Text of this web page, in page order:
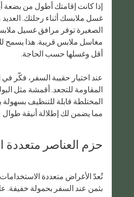
إذا كانت إقامتك أطول من بضعة
غسل ملابسك أثناء رحلتك. العديد
الصغيرة توفر مرافق غسيل
مغاسل ملابس قريبة. هذا يسمح
أقل وغسلها حسب الحاجة.
عند اختيار حقيبة السفر، فكّر
المقاومة للتجعد. أقمشة مثل
المختلطة قابلة للتنظيف
مما يضمن لك إطلالة أنيقة
حزم العناصر متعددة
تُعدّ الأغراض متعددة
بثمن عند السفر بحمولة خفيفة.